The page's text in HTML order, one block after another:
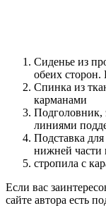
Сиденье из
обеих
Спинка из
карманами
Подголовник,
линиями
Подставка
нижней части
стропила с
Если вас
сайте автора есть